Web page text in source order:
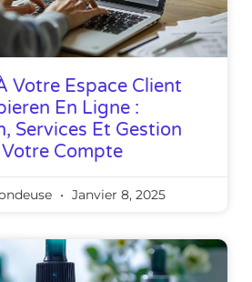
Votre Espace Client
En Ligne :
Services Et Gestion
Votre Compte
Janvier 8, 2025